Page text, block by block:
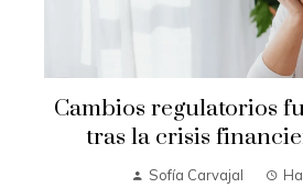
Cambios regulatorios
tras la crisis
Sofía Carvajal